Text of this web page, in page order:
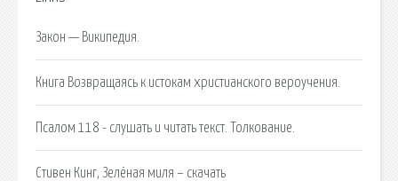
Закон — Википедия.
Книга Возвращаясь к истокам христианского вероучения.
Псалом 118 - слушать и читать текст. Толкование.
Стивен Кинг, Зелёная миля – скачать